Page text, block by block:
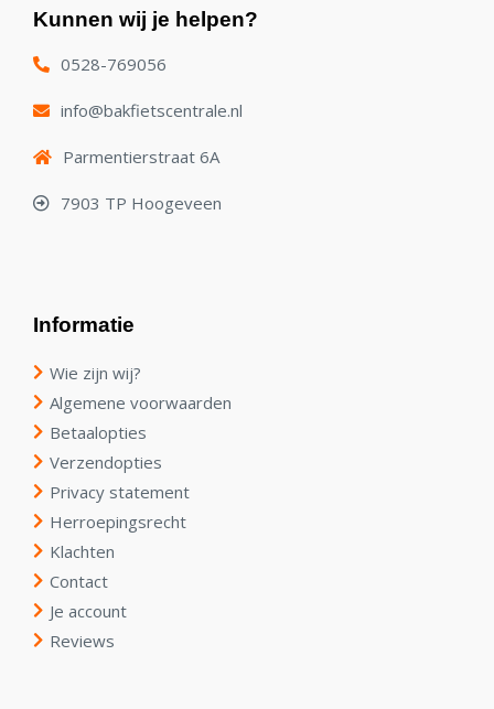
Kunnen wij je helpen?
0528-769056
info@bakfietscentrale.nl
Parmentierstraat 6A
7903 TP Hoogeveen
Informatie
Wie zijn wij?
Algemene voorwaarden
Betaalopties
Verzendopties
Privacy statement
Herroepingsrecht
Klachten
Contact
Je account
Reviews